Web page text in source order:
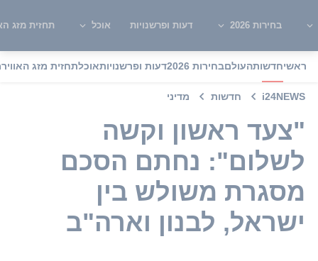
בחירות 2026 דעות ופרשנויות אוכל תחזית מזג
ראשיחדשותהעולםבחירות 2026 דעות ופרשנויותאוכלתחזית מזג האוויר
i24NEWS חדשות מדיני
"צעד ראשון וקשה
לשלום": נחתם הסכם
מסגרת משולש בין
ישראל, לבנון וארה"ב